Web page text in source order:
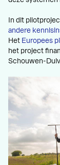
In dit
andere
Het Europees
het project
Schouwen-